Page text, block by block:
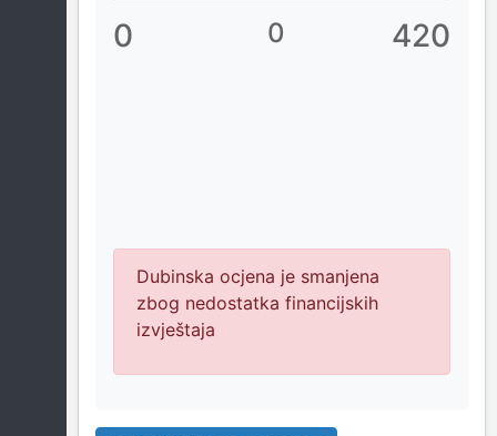
0 0 420
Dubinska ocjena je smanjena
zbog nedostatka financijskih
izvještaja